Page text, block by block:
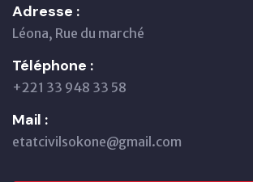
Adresse :
Léona, Rue du marché
Téléphone :
+221 33 948 33 58
Mail :
etatcivilsokone@gmail.com